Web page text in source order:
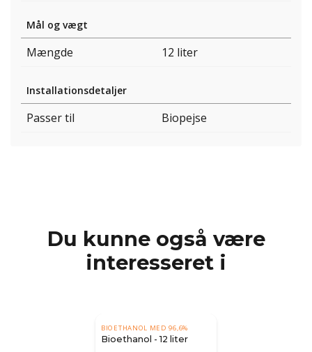
Mål og vægt
Mængde 12 liter
Installationsdetaljer
Passer til Biopejse
Du kunne også være
interesseret i
BIOETHANOL MED 96,6%
Bioethanol - 12 liter